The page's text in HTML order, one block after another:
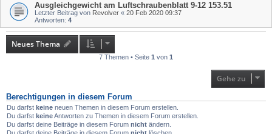
Ausgleichgewicht am Luftschraubenblatt 9-12 153.51
Letzter Beitrag von Revolver « 20 Feb 2020 09:37
Antworten: 4
Neues Thema
7 Themen • Seite 1 von 1
Gehe zu
Berechtigungen in diesem Forum
Du darfst keine neuen Themen in diesem Forum erstellen.
Du darfst keineAntworten zu Themen in diesem Forum erstellen.
Du darfst deine Beiträge in diesem Forum nicht ändern.